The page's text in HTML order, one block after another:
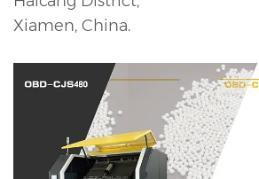
Xiamen, China.